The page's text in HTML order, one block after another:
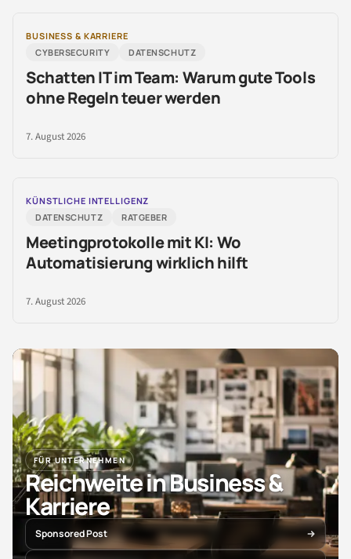
BUSINESS & KARRIERE
CYBERSECURITY
DATENSCHUTZ
Schatten IT im Team: Warum gute Tools
ohne Regeln teuer werden
7. August 2026
KÜNSTLICHE INTELLIGENZ
DATENSCHUTZ
RATGEBER
Meetingprotokolle mit KI: Wo
Automatisierung wirklich hilft
7. August 2026
FÜR UNTERNEHMEN
Reichweite in Business &
Karriere
Sponsored Post